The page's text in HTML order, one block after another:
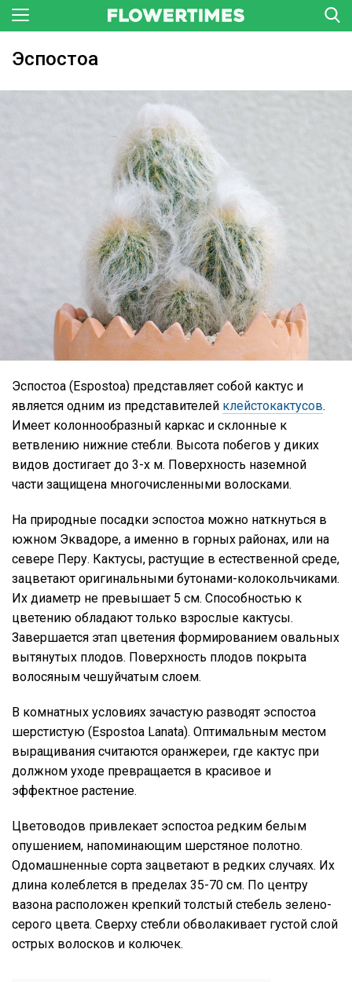
Эспостоа
Эспостоа (Espostoa) представляет собой кактус и
является одним из представителей клейстокактусов.
Имеет колоннообразный каркас и склонные к
ветвлению нижние стебли. Высота побегов у диких
видов достигает до 3-х м. Поверхность наземной
части защищена многочисленными волосками.
На природные посадки эспостоа можно наткнуться в
южном Эквадоре, а именно в горных районах, или на
севере Перу. Кактусы, растущие в естественной среде,
зацветают оригинальными бутонами-колокольчиками.
Их диаметр не превышает 5 см. Способностью к
цветению обладают только взрослые кактусы.
Завершается этап цветения формированием овальных
вытянутых плодов. Поверхность плодов покрыта
волосяным чешуйчатым слоем.
В комнатных условиях зачастую разводят эспостоа
шерстистую (Espostoa Lanata). Оптимальным местом
выращивания считаются оранжереи, где кактус при
должном уходе превращается в красивое и
эффектное растение.
Цветоводов привлекает эспостоа редким белым
опушением, напоминающим шерстяное полотно.
Одомашненные сорта зацветают в редких случаях. Их
длина колеблется в пределах 35-70 см. По центру
вазона расположен крепкий толстый стебель зелено-
серого цвета. Сверху стебли обволакивает густой слой
острых волосков и колючек.